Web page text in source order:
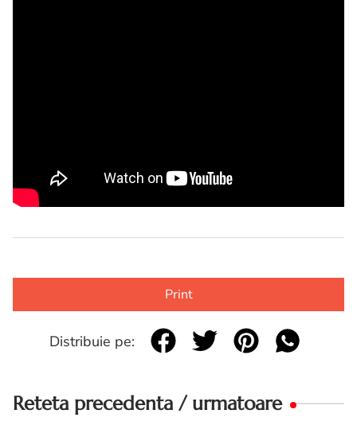
Print
Distribuie pe:
Reteta precedenta / urmatoare